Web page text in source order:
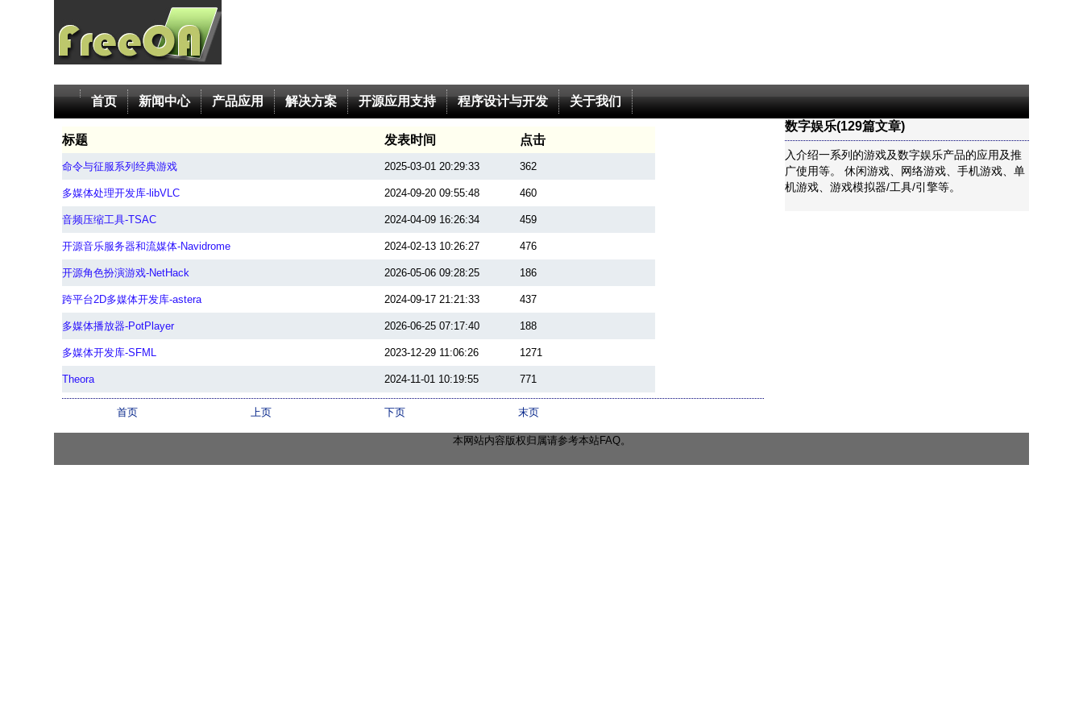
首页 新闻中心 产品应用 解决方案 开源应用支持 程序设计与开发
关于我们
数字娱乐(129篇文章)
入介绍一系列的游戏及数字娱乐产品的应用及推
广使用等。 休闲游戏、网络游戏、手机游戏、单
机游戏、游戏模拟器/工具/引擎等。
标题 发表时间 点击
命令与征服系列经典游戏 2025-03-01 20:29:33 362
多媒体处理开发库-libVLC 2024-09-20 09:55:48 460
音频压缩工具-TSAC 2024-04-09 16:26:34 459
开源音乐服务器和流媒体-Navidrome 2024-02-13 10:26:27 476
开源角色扮演游戏-NetHack 2026-05-06 09:28:25 186
跨平台2D多媒体开发库-astera 2024-09-17 21:21:33 437
多媒体播放器-PotPlayer 2026-06-25 07:17:40 188
多媒体开发库-SFML 2023-12-29 11:06:26 1271
Theora 2024-11-01 10:19:55 771
首页 上页 下页 末页
本网站内容版权归属请参考本站FAQ。